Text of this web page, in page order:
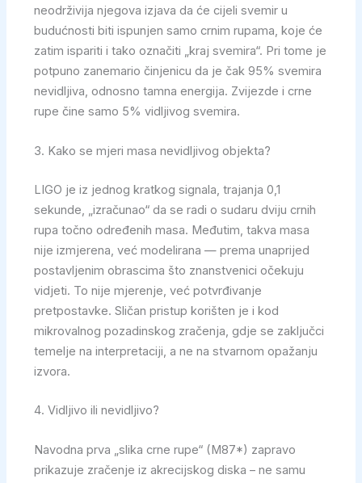
neodrživija njegova izjava da će cijeli svemir u
budućnosti biti ispunjen samo crnim rupama, koje će
zatim ispariti i tako označiti „kraj svemira“. Pri tome je
potpuno zanemario činjenicu da je čak 95% svemira
nevidljiva, odnosno tamna energija. Zvijezde i crne
rupe čine samo 5% vidljivog svemira.
3. Kako se mjeri masa nevidljivog objekta?
LIGO je iz jednog kratkog signala, trajanja 0,1
sekunde, „izračunao“ da se radi o sudaru dviju crnih
rupa točno određenih masa. Međutim, takva masa
nije izmjerena, već modelirana — prema unaprijed
postavljenim obrascima što znanstvenici očekuju
vidjeti. To nije mjerenje, već potvrđivanje
pretpostavke. Sličan pristup korišten je i kod
mikrovalnog pozadinskog zračenja, gdje se zaključci
temelje na interpretaciji, a ne na stvarnom opažanju
izvora.
4. Vidljivo ili nevidljivo?
Navodna prva „slika crne rupe“ (M87*) zapravo
prikazuje zračenje iz akrecijskog diska – ne samu